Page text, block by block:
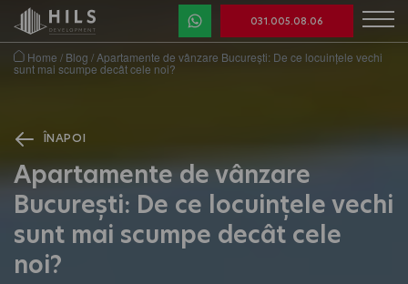
031.005.08.06
Home / Blog / Apartamente de vânzare București: De ce locuințele vechi
sunt mai scumpe decât cele noi?
ÎNAPOI
Apartamente de vânzare
București: De ce locuințele vechi
sunt mai scumpe decât cele
noi?